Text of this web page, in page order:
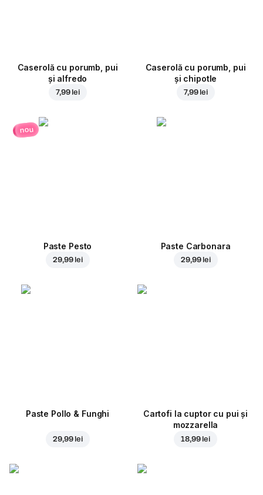
Caserolă cu porumb, pui
și alfredo
7,99 lei
Caserolă cu porumb, pui
și chipotle
7,99 lei
nou
Paste Pesto
29,99 lei
Paste Carbonara
29,99 lei
Paste Pollo & Funghi
29,99 lei
Cartofi la cuptor cu pui și
mozzarella
18,99 lei